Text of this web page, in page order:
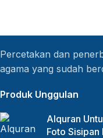
Percetakan dan
agama yang sudah
Produk Unggulan
Alquran
Foto